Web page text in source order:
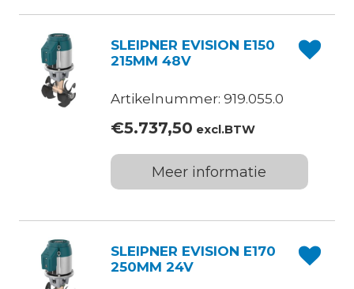
SLEIPNER EVISION E150
215MM 48V
Artikelnummer: 919.055.0
€5.737,50 excl.BTW
Meer informatie
SLEIPNER EVISION E170
250MM 24V